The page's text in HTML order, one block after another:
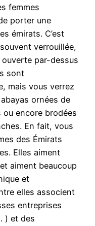
femmes
porter une
émirats. C’est
verrouillée,
par-dessus
sont
mais vous verrez
ornées de
encore brodées
En fait, vous
des Émirats
Elles aiment
aiment beaucoup
et
elles associent
entreprises
) et des